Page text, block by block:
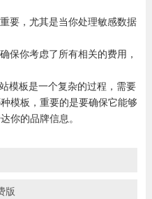
要，尤其是当你处理敏感数据
保你考虑了所有相关的费用，
模板是一个复杂的过程，需要
模板，重要的是要确保它能够
你的品牌信息。
版